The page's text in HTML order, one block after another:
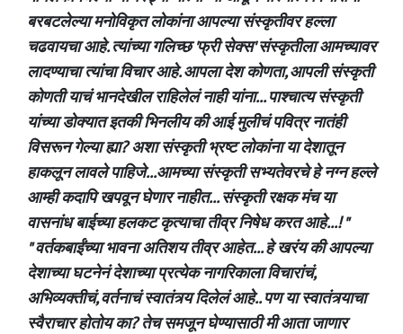
बरबटलेल्या मनोविकृत लोकांना आपल्या संस्कृतीवर हल्ला
चढवायचा आहे. त्यांच्या गलिच्छ 'फ्री सेक्स' संस्कृतीला आमच्यावर
लादण्याचा त्यांचा विचार आहे. आपला देश कोणता, आपली संस्कृती
कोणती याचं भानदेखील राहिलेलं नाही यांना... पाश्चात्य संस्कृती
यांच्या डोक्यात इतकी भिनलीय की आई मुलीचं पवित्र नातंही
विसरून गेल्या ह्या? अशा संस्कृती भ्रष्ट लोकांना या देशातून
हाकलून लावले पाहिजे...आमच्या संस्कृती सभ्यतेवरचे हे नग्न हल्ले
आम्ही कदापि खपवून घेणार नाहीत... संस्कृती रक्षक मंच या
वासनांध बाईच्या हलकट कृत्याचा तीव्र निषेध करत आहे...! "
" वर्तकबाईंच्या भावना अतिशय तीव्र आहेत... हे खरंय की आपल्या
देशाच्या घटनेनं देशाच्या प्रत्येक नागरिकाला विचारांचं,
अभिव्यक्तीचं, वर्तनाचं स्वातंत्र्य दिलेलं आहे.. पण या स्वातंत्र्याचा
स्वैराचार होतोय का? तेच समजून घेण्यासाठी मी आता जाणार